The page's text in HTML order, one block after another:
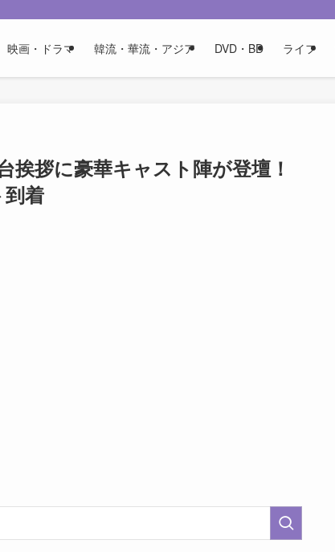
映画・ドラマ 韓流・華流・アジア DVD・BD ライフ
挨拶に豪華キャスト陣が登壇！
着